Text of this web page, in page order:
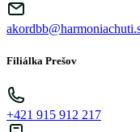
Filiálka Prešov
+421 915 912 217